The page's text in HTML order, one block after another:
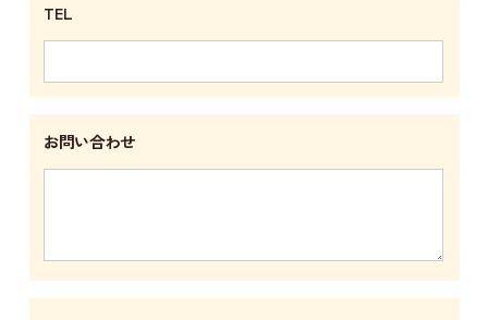
TEL
お問い合わせ